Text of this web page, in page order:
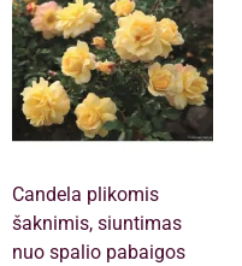
Candela plikomis
šaknimis, siuntimas
nuo spalio pabaigos